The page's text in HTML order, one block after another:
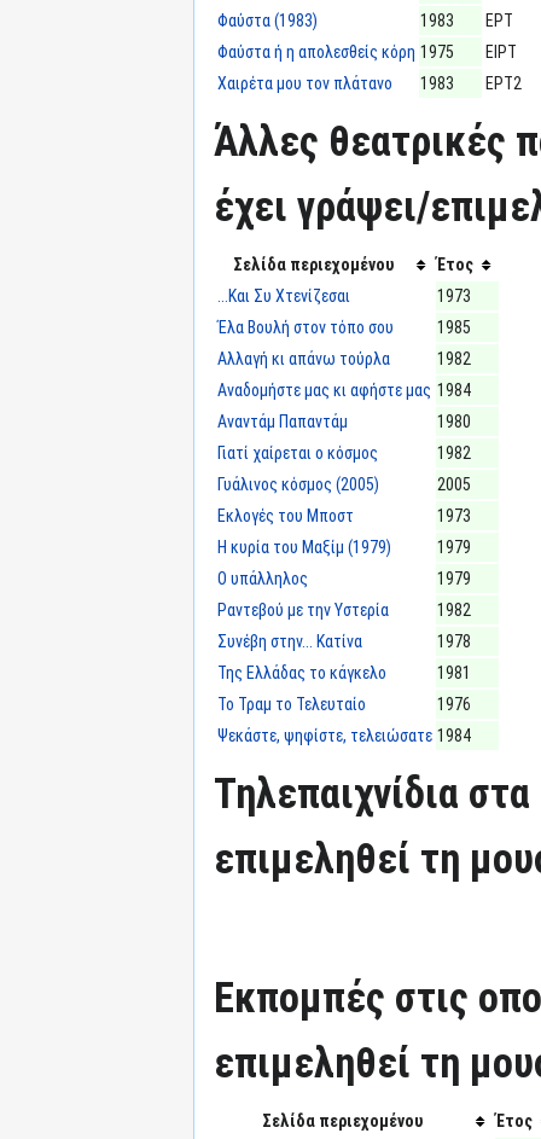
Φαύστα (1983)
1983
ΕΡΤ
Φαύστα ή η απολεσθείς κόρη 1975
ΕΙΡΤ
Χαιρέτα μου τον πλάτανο
1983 ΕΡΤ2
Άλλες θεατρικές
έχει γράψει/
Σελίδα περιεχομένου
Έτος
...Και Συ Χτενίζεσαι
1973
Έλα Βουλή στον τόπο σου
1985
Αλλαγή κι απάνω τούρλα
1982
Αναδομήστε μας κι αφήστε μας 1984
Αναντάμ Παπαντάμ
1980
Γιατί χαίρεται ο κόσμος
1982
Γυάλινος κόσμος (2005)
2005
Εκλογές του Μποστ
1973
Η κυρία του Μαξίμ (1979)
1979
Ο υπάλληλος
1979
Ραντεβού με την Υστερία
1982
Συνέβη στην... Κατίνα
1978
Της Ελλάδας το κάγκελο
1981
Το Τραμ το Τελευταίο
1976
Ψεκάστε, ψηφίστε, τελειώσατε 1984
Τηλεπαιχνίδια
επιμεληθεί τη
Εκπομπές στις
επιμεληθεί τη
Σελίδα περιεχομένου Έτος